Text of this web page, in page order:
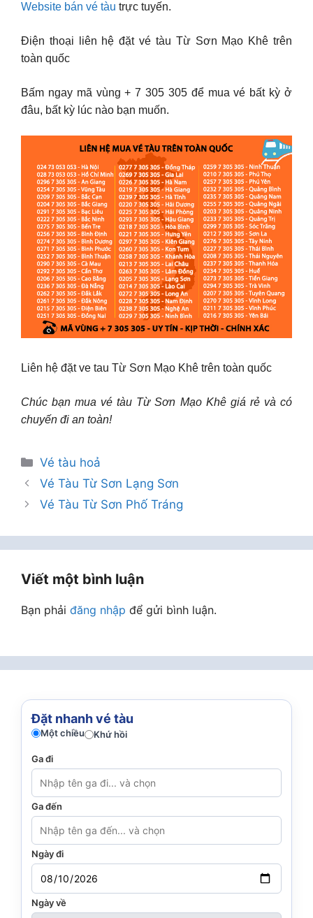
Website bán vé tàu trực tuyến.
Điện thoại liên hệ đặt vé tàu Từ Sơn Mạo Khê trên
toàn quốc
Bấm ngay mã vùng + 7 305 305 để mua vé bất kỳ ở
đâu, bất kỳ lúc nào bạn muốn.
Liên hệ đặt ve tau Từ Sơn Mạo Khê trên toàn quốc
Chúc bạn mua vé tàu Từ Sơn Mạo Khê giá rẻ và có
chuyến đi an toàn!
Danh
mục
Vé tàu hoả
Vé Tàu Từ Sơn Lạng Sơn
Vé Tàu Từ Sơn Phố Tráng
Viết một bình luận
Bạn phải đăng nhập để gửi bình luận.
Đặt nhanh vé tàu
Một chiều Khứ hồi
Ga đi
Ga đến
Ngày đi
Ngày về